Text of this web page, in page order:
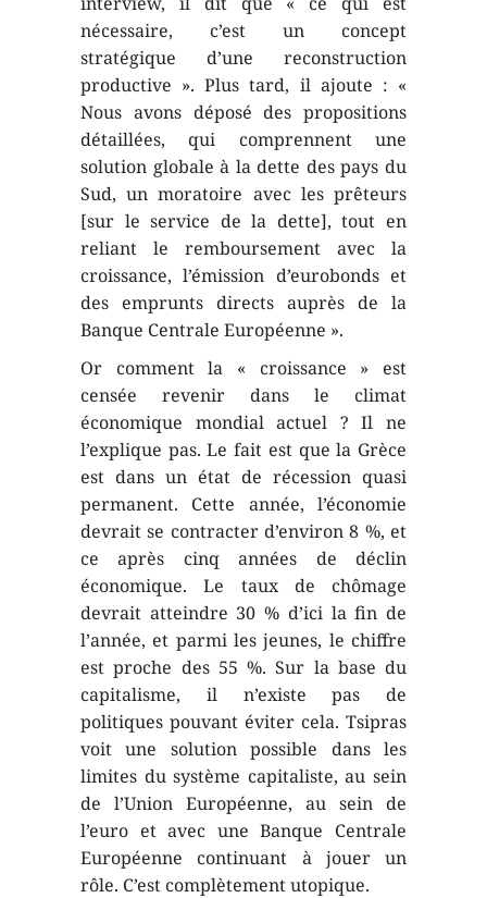
nécessaire, c’est un concept
stratégique d’une reconstruction
productive ». Plus tard, il ajoute : «
Nous avons déposé des propositions
détaillées, qui comprennent une
solution globale à la dette des pays du
Sud, un moratoire avec les prêteurs
[sur le service de la dette], tout en
reliant le remboursement avec la
croissance, l’émission d’eurobonds et
des emprunts directs auprès de la
Banque Centrale Européenne ».
Or comment la « croissance » est
censée revenir dans le climat
économique mondial actuel ? Il ne
l’explique pas. Le fait est que la Grèce
est dans un état de récession quasi
permanent. Cette année, l’économie
devrait se contracter d’environ 8 %, et
ce après cinq années de déclin
économique. Le taux de chômage
devrait atteindre 30 % d’ici la fin de
l’année, et parmi les jeunes, le chiffre
est proche des 55 %. Sur la base du
capitalisme, il n’existe pas de
politiques pouvant éviter cela. Tsipras
voit une solution possible dans les
limites du système capitaliste, au sein
de l’Union Européenne, au sein de
l’euro et avec une Banque Centrale
Européenne continuant à jouer un
rôle. C’est complètement utopique.